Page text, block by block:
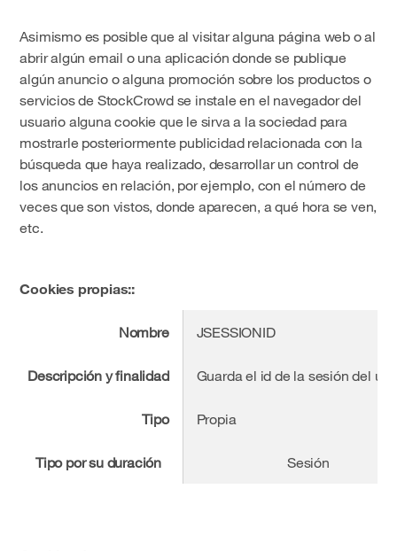
Asimismo es posible que al visitar alguna página web o al
abrir algún email o una aplicación donde se publique
algún anuncio o alguna promoción sobre los productos o
servicios de StockCrowd se instale en el navegador del
usuario alguna cookie que le sirva a la sociedad para
mostrarle posteriormente publicidad relacionada con la
búsqueda que haya realizado, desarrollar un control de
los anuncios en relación, por ejemplo, con el número de
veces que son vistos, donde aparecen, a qué hora se ven,
etc.
Cookies propias::
Nombre
Descripción y finalidad
Tipo
Tipo por su duración
JSESSIONID
Guarda el id de la sesión del
Propia
Sesión